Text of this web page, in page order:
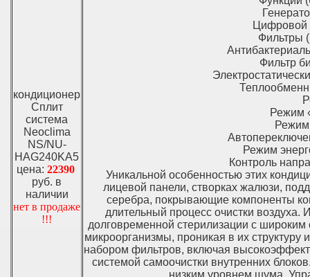
кондиционер
Сплит
система
Neoclima
NS/NU-
HAG240KA5
цена: 22390
руб. в
наличии
нет в продаже
!!!
Цифровой
Фильтры
Фильтр
Режим
Режим
Режим
Контроль
Уникальной особенностью этих
лицевой панели, створках жалюзи,
серебра, покрывающие компоненты
длительный процесс очистки
долговременной стерилизации с
микроорганизмы, проникая в их
набором фильтров, включая
системой самоочистки внутренних
низким уровнем шума.